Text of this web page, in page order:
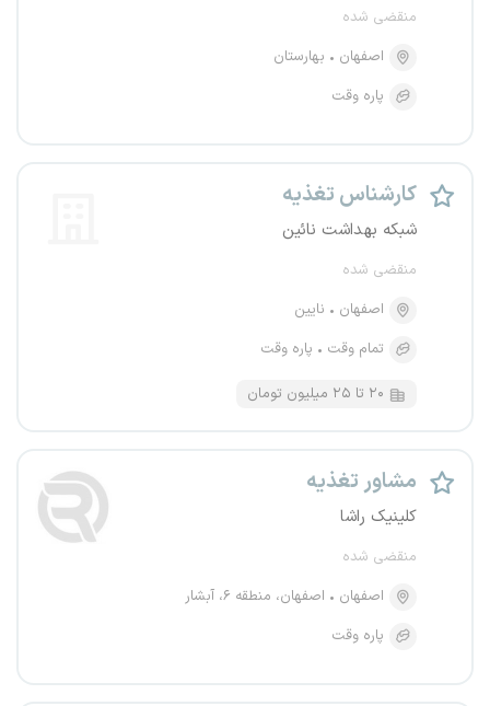
منقضی شده
اصفهان
بهارستان
پاره وقت
کارشناس تغذیه
شبکه بهداشت نائین
منقضی شده
اصفهان
نایین
تمام وقت
پاره وقت
۲۰ تا ۲۵ میلیون تومان
مشاور تغذیه
کلینیک راشا
منقضی شده
اصفهان
اصفهان، منطقه ۶، آبشار
پاره وقت